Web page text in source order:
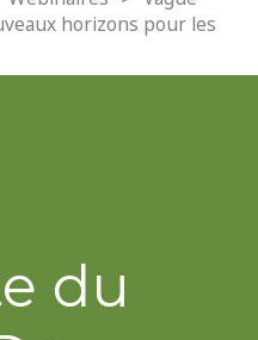
horizons pour les
du